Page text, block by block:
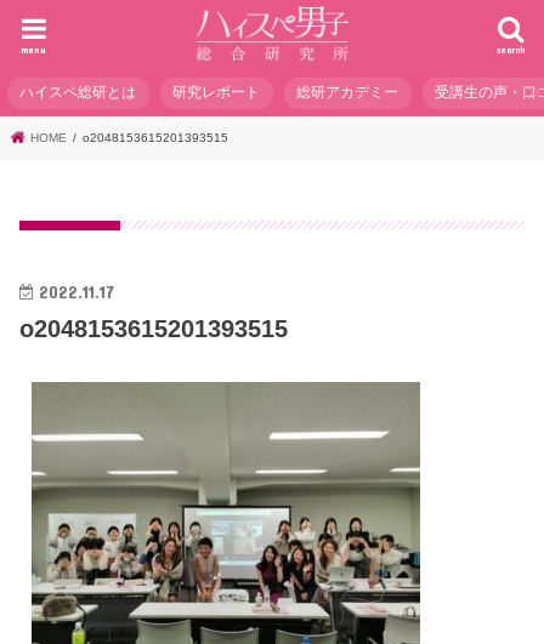
search
menu
ハイスペ総研とは 研究レポート 総研アカデミー 受講生の声・口
HOME o2048153615201393515
2022.11.17
o2048153615201393515